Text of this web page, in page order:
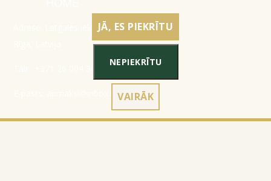
Adrese: Latgales iela 301a,JĀ, ES PIEKRĪTU
NEPIEKRĪTU
VAIRĀK